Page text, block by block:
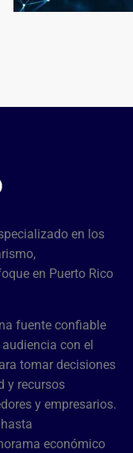
en los
en Puerto Rico
fuente confiable
con el
tomar decisiones
y recursos
y empresarios.
económico